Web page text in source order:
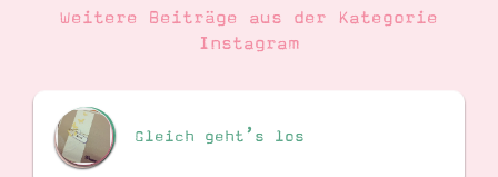
Weitere Beiträge aus der Kategorie
Instagram
Gleich geht’s los